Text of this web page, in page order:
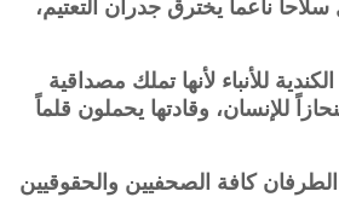
سلاحاً ناعماً يخترق جدران التعتيم،
للأنباء لأنها تملك مصداقية
للإنسان، وقادتها يحملون قلماً
كافة الصحفيين والحقوقيين